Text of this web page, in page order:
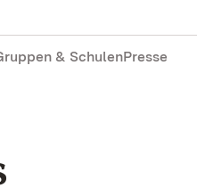
& SchulenPresse